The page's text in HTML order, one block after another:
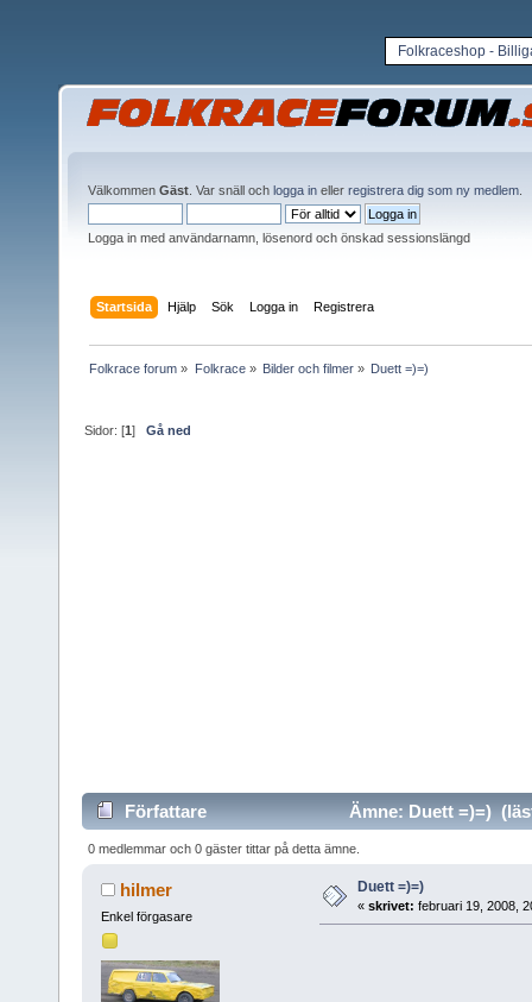
Folkraceshop -
Välkommen Gäst . Var snäll och logga in eller registrera dig som ny medlem
Logga in med användarnamn, lösenord och önskad sessionslängd
Startsida Hjälp Sök Logga in Registrera
Folkrace forum » Folkrace» Bilder och filmer» Duett =)=)
Sidor: [1]Gå ned
Författare Ämne: Duett =)=)
0 medlemmar och 0 gäster tittar på detta ämne.
hilmer
Enkel förgasare
Duett =)=)
« skrivet: februari 19, 2008,